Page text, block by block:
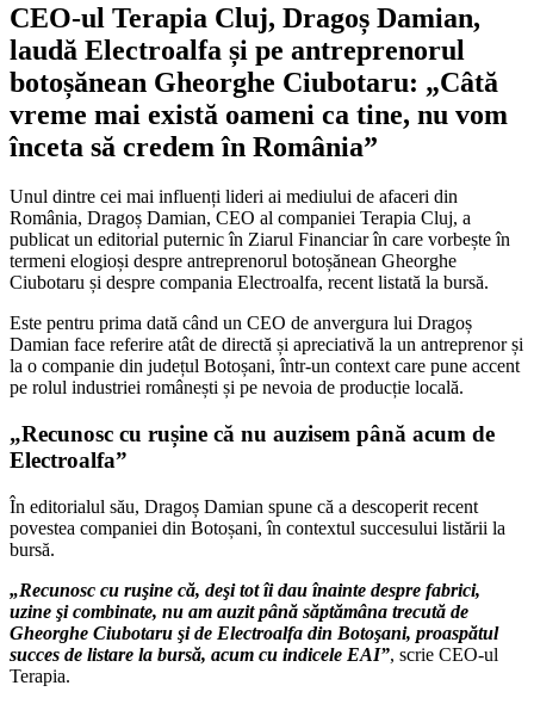
CEO-ul Terapia Cluj, Dragoș Damian,
laudă Electroalfa și pe antreprenorul
botoșănean Gheorghe Ciubotaru: „Câtă
vreme mai există oameni ca tine, nu vom
înceta să credem în România”
Unul dintre cei mai influenți lideri ai mediului de afaceri din
România, Dragoș Damian, CEO al companiei Terapia Cluj, a
publicat un editorial puternic în Ziarul Financiarîn care vorbește în
termeni elogioși despre antreprenorul botoșănean Gheorghe
Ciubotaru și despre compania Electroalfa, recent listată la bursă.
Este pentru prima dată când un CEO de anvergura lui Dragoș
Damian face referire atât de directă și apreciativă la un antreprenor și
la o companie din județul Botoșani, într-un context care pune accent
pe rolul industriei românești și pe nevoia de producție locală.
„Recunosc cu rușine că nu auzisem până acum de
Electroalfa”
În editorialul său, Dragoș Damian spune că a descoperit recent
povestea companiei din Botoșani, în contextul succesului listării la
bursă.
„Recunosc cu ruşine că, deşi tot îi dau înainte despre fabrici,
uzine şi combinate, nu am auzit până săptămâna trecută de
Gheorghe Ciubotaru şi de Electroalfa din Botoşani, proaspătul
succes de listare la bursă, acum cu indicele EAI”, scrie CEO-ul
Terapia.